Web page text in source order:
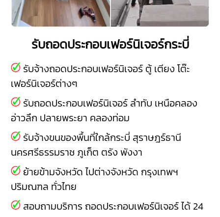
รับถอดประกอบเฟอร์นิเจอร์กระบี่
รับจ้างถอดประกอบเฟอร์นิเจอร์ ตู้ เตียง โต๊ะ
เฟอร์นิเจอร์ต่างๆ
รับถอดประกอบเฟอร์นิเจอร์ ลำทับ เหนือคลอง
อ่าวลึก ปลายพระยา คลองท่อม
รับจ้างขนของพื้นที่ใกล้กระบี่ สุราษฎร์ธานี
นครศรีธรรมราช ภูเก็ต ตรัง พังงา
ย้ายข้ามจังหวัด ไปต่างจังหวัด กรุงเทพฯ
ปริมณฑล ทั่วไทย
สอบถามบริการ ถอดประกอบเฟอร์นิเจอร์ ได้ 24